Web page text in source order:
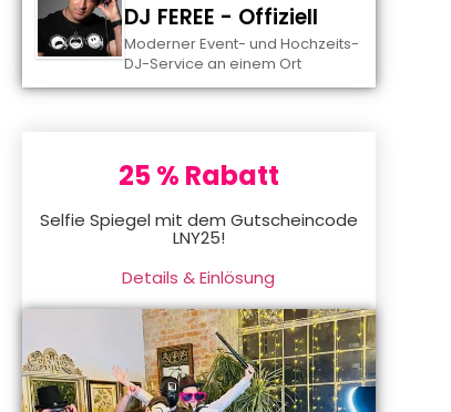
DJ FEREE - Offiziell
Moderner Event- und Hochzeits-
DJ-Service an einem Ort
25 % Rabatt
Selfie Spiegel mit dem Gutscheincode
LNY25!
Details & Einlösung